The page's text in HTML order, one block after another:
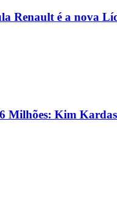
Renault é a nova
Milhões: Kim